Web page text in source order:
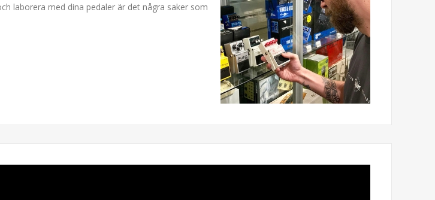
laborera med dina pedaler är det några saker som